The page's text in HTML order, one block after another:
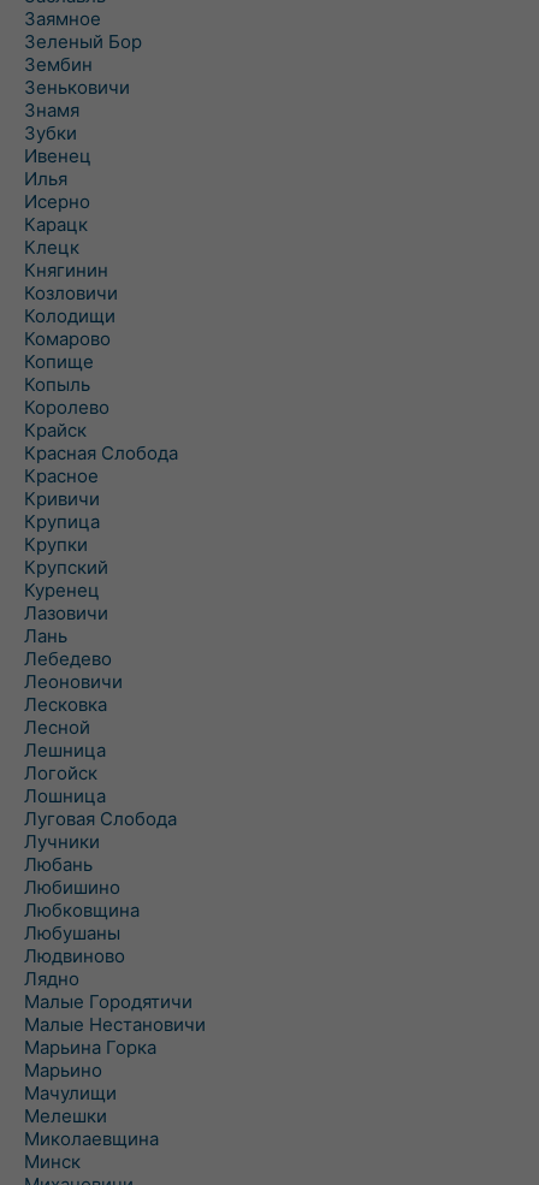
Заямное
Зеленый Бор
Зембин
Зеньковичи
Знамя
Зубки
Ивенец
Илья
Исерно
Карацк
Клецк
Княгинин
Козловичи
Колодищи
Комарово
Копище
Копыль
Королево
Крайск
Красная Слобода
Красное
Кривичи
Крупица
Крупки
Крупский
Куренец
Лазовичи
Лань
Лебедево
Леоновичи
Лесковка
Лесной
Лешница
Логойск
Лошница
Луговая Слобода
Лучники
Любань
Любишино
Любковщина
Любушаны
Людвиново
Лядно
Малые Городятичи
Малые Нестановичи
Марьина Горка
Марьино
Мачулищи
Мелешки
Миколаевщина
Минск